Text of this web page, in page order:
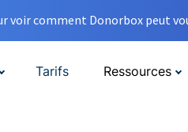
voir comment Donorbox peut
Tarifs Ressources